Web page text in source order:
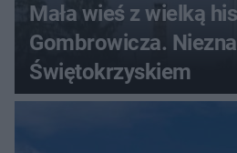
Mała wieś z wielką
Gombrowicza.
Świętokrzyskiem